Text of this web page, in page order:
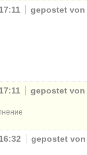
gepostet von
gepostet von
gepostet von